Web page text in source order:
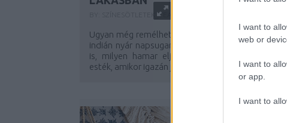
I want to
web or
I want to
or app.
I want to
SZÍNESÖTLETEK_TEAM
Ugyan még remélhetően sokáig élvezhetjük az
indián nyár napsugarainak melegét, tudjuk azt
is, milyen hamar eljönnek azok a hűvösebb
esték, amikor igazán jól esik...